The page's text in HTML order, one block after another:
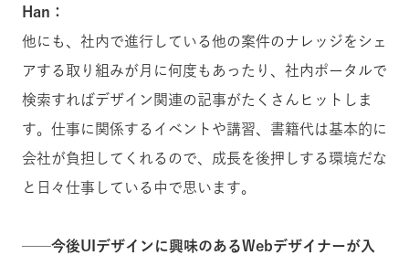
Han：
他にも、社内で進行している他の案件のナレッジをシェ
アする取り組みが月に何度もあったり、社内ポータルで
検索すればデザイン関連の記事がたくさんヒットしま
す。仕事に関係するイベントや講習、書籍代は基本的に
会社が負担してくれるので、成長を後押しする環境だな
と日々仕事している中で思います。
──今後UIデザインに興味のあるWebデザイナーが入